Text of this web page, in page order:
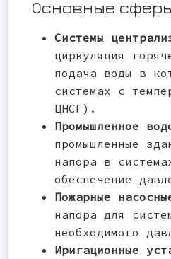
Основные
Системы
циркуляция
подача воды в
системах с
ЦНСГ).
Промышленное
промышленные
напора в
обеспечение
Пожарные
напора для
необходимого
Иригационные